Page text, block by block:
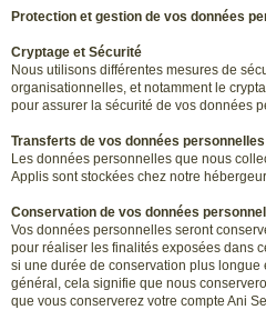
Protection et gestion de vos données
Cryptage et Sécurité
Nous utilisons différentes mesures de
organisationnelles, et notamment le
pour assurer la sécurité de vos données
Transferts de vos données personnelles
Les données personnelles que nous
Applis sont stockées chez notre
Conservation de vos données
Vos données personnelles seront
pour réaliser les finalités exposées dans
si une durée de conservation plus
général, cela signifie que nous
que vous conserverez votre compte Ani